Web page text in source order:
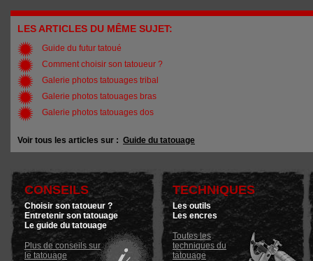
LES ARTICLES DU MÊME SUJET:
Guide du futur tatoué
Comment choisir son tatoueur ?
Galerie photos tatouages tribal
Galerie photos tatouages bras
Galerie photos tatouages dos
Voir tous les articles sur : Guide du tatouage
CONSEILS
Choisir son tatoueur ?
Entretenir son tatouage
Le guide du tatouage
Plus de conseils sur
le tatouage
TECHNIQUES
Les outils
Les encres
Toutes les
techniques du
tatouage